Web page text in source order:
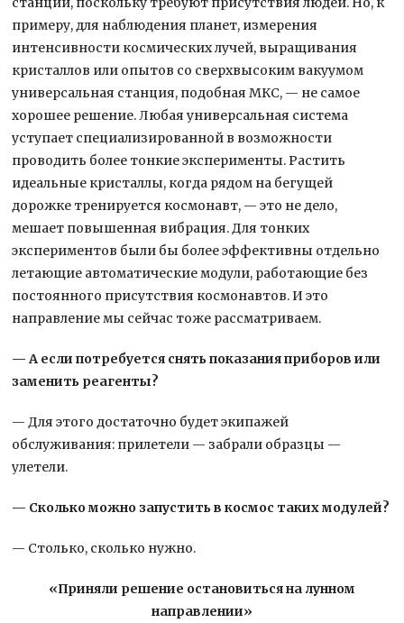
примеру, для наблюдения планет, измерения
интенсивности космических лучей, выращивания
кристаллов или опытов со сверхвысоким вакуумом
универсальная станция, подобная МКС, — не самое
хорошее решение. Любая универсальная система
уступает специализированной в возможности
проводить более тонкие эксперименты. Растить
идеальные кристаллы, когда рядом на бегущей
дорожке тренируется космонавт, — это не дело,
мешает повышенная вибрация. Для тонких
экспериментов были бы более эффективны отдельно
летающие автоматические модули, работающие без
постоянного присутствия космонавтов. И это
направление мы сейчас тоже рассматриваем.
— А если потребуется снять показания приборов или
заменить реагенты?
— Для этого достаточно будет экипажей
обслуживания: прилетели — забрали образцы —
улетели.
— Сколько можно запустить в космос таких модулей?
— Столько, сколько нужно.
«Приняли решение остановиться на лунном
направлении»